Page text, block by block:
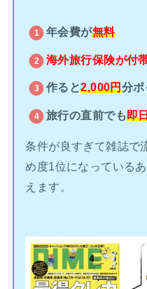
年会費が無料
海外旅行保険が付
作ると2,000円分ポ
旅行の直前でも即
条件が良すぎて雑誌で
め度1位になっている
えます。